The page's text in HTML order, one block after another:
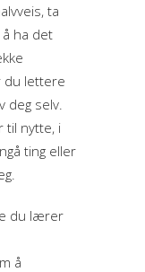
ta
å ha det
du lettere
deg selv.
til nytte, i
ting eller
du lærer
å